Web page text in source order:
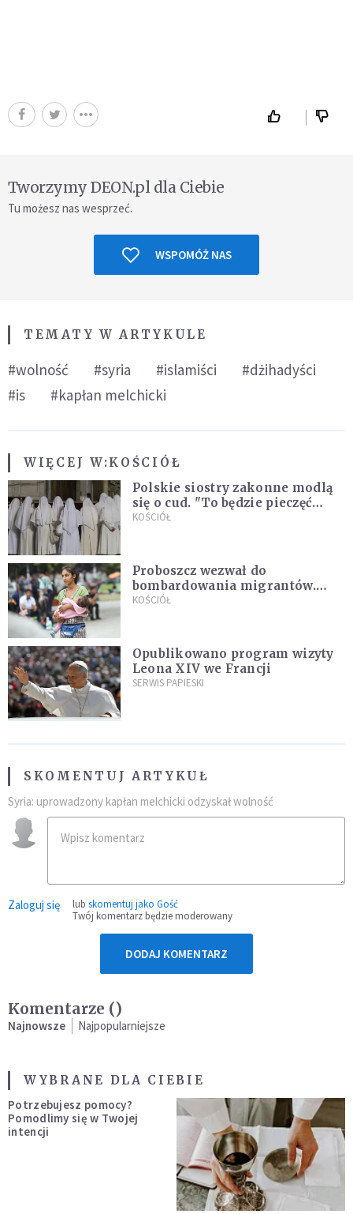
Tworzymy DEON.pl dla Ciebie
Tu możesz nas wesprzeć.
WSPOMÓŻ NAS
TEMATY W ARTYKULE
#wolność #syria #islamiści
#dżihadyści
#is
#kapłan melchicki
WIĘCEJ W:KOŚCIÓŁ
Polskie siostry zakonne modlą
się o cud. "To będzie pieczęć
Pana Boga dla naszej wiary"
KOŚCIÓŁ
Proboszcz wezwał do
bombardowania migrantów.
"Masowy ogień przeciwko
KOŚCIÓŁ
Opublikowano program wizyty
Leona XIV we Francji
SERWIS PAPIESKI
SKOMENTUJ ARTYKUŁ
Syria: uprowadzony kapłan melchicki odzyskał wolność
Zaloguj się lub skomentuj jako Gość
Twój komentarz będzie moderowany
DODAJ KOMENTARZ
Komentarze ()
Najnowsze Najpopularniejsze
WYBRANE DLA CIEBIE
Potrzebujesz pomocy?
Pomodlimy się w Twojej
intencji